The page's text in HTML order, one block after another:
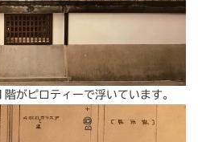
がピロティーで浮いています。